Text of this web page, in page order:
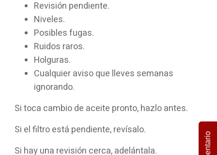
Revisión pendiente.
Niveles.
Posibles fugas.
Ruidos raros.
Holguras.
Cualquier aviso que lleves semanas
ignorando.
Si toca cambio de aceite pronto, hazlo antes.
Si el filtro está pendiente, revísalo.
Si hay una revisión cerca, adelántala.